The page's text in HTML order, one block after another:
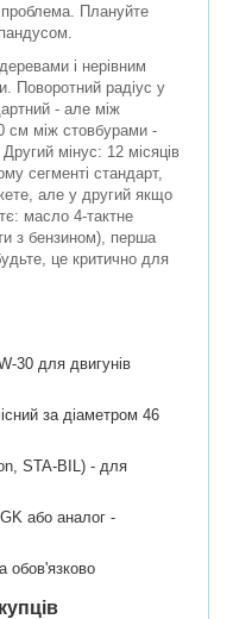
Плануйте
і нерівним
Поворотний радіус у
- але між
см між стовбурами -
мінус: 12 місяців
сегменті стандарт,
але у другий якщо
масло 4-тактне
з бензином), перша
це критично для
30 для двигунів
за діаметром 46
STA-BIL) - для
або аналог -
обов'язково